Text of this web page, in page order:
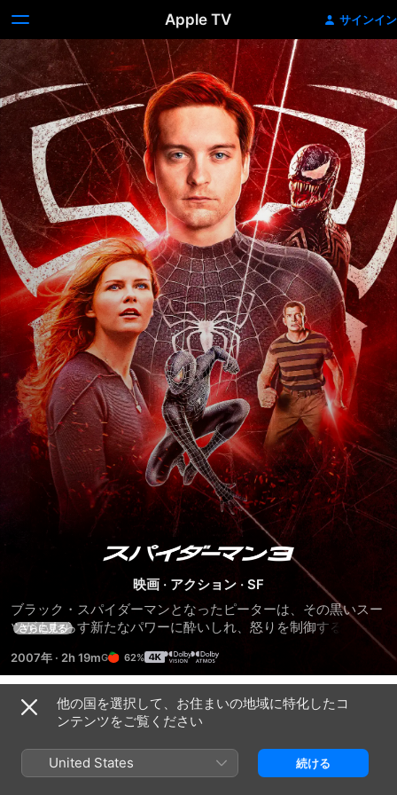
Apple TV サインイン
ス
パ
イ
ダ
ー
マ
映画 · アクション · SF
ブラック・スパイダーマンとなったピーターは、その黒いスー
ツがもたらす新たなパワーに酔いしれ、怒りを制御することが
できない。彼に何が起こったのか---?慕っていた叔父を殺した
犯人への復讐。スパイーダーマンを父の仇と信じ込む親友ハリ
ーとの決闘。未来を誓い合った恋人メリー・ジェーンとの心の
すれ違い。そこに現れるグウェンとの微妙な恋愛関係。悲しき
運命の連鎖が、彼を究極の戦いへと導く。さらに新たな脅威ヴ
ェノムがスパイダーマンに襲いかかる! 戦いは、ニュー・ゴブ
リン、サンドマンを巻き込み、熾烈さを増していく・・・・。
さらに見る
2007年 · 2h 19m 62%
予告編
他の国を選択して、お住まいの地域に特化したコ
ンテンツをご覧ください
United States 続ける